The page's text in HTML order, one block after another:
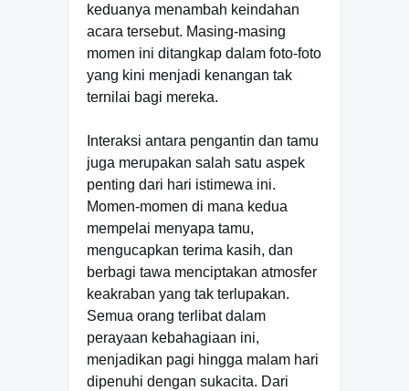
keduanya menambah keindahan
acara tersebut. Masing-masing
momen ini ditangkap dalam foto-foto
yang kini menjadi kenangan tak
ternilai bagi mereka.
Interaksi antara pengantin dan tamu
juga merupakan salah satu aspek
penting dari hari istimewa ini.
Momen-momen di mana kedua
mempelai menyapa tamu,
mengucapkan terima kasih, dan
berbagi tawa menciptakan atmosfer
keakraban yang tak terlupakan.
Semua orang terlibat dalam
perayaan kebahagiaan ini,
menjadikan pagi hingga malam hari
dipenuhi dengan sukacita. Dari